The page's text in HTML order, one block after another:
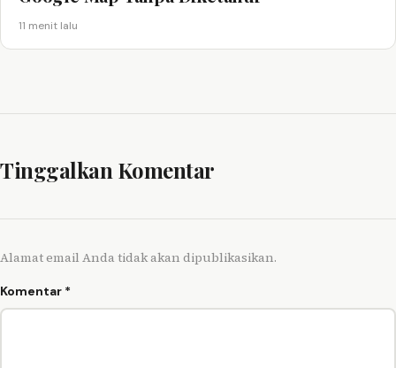
11 menit lalu
Tinggalkan Komentar
Alamat email Anda tidak akan dipublikasikan.
Komentar *